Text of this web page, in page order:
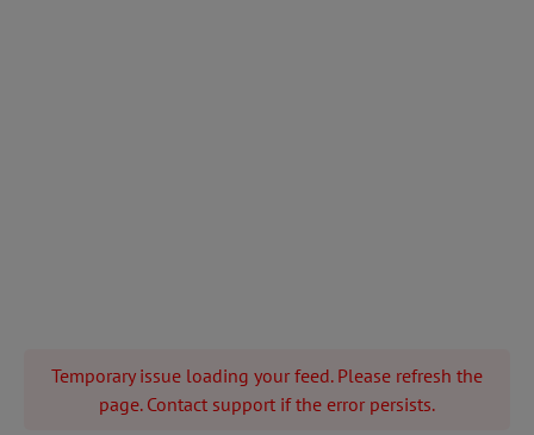
Temporary issue loading your feed. Please refresh the
page. Contact support if the error persists.